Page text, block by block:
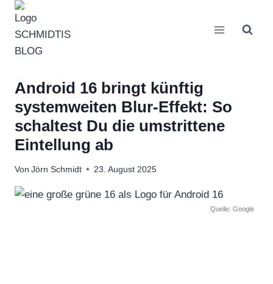
Zum
Inhalt
springen
Android 16 bringt künftig
systemweiten Blur-Effekt: So
schaltest Du die umstrittene
Eintellung ab
Von Jörn Schmidt 23. August 2025
Quelle: Google